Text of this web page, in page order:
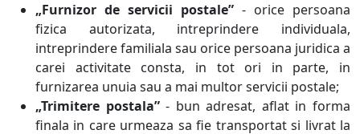
„Furnizor de servicii postale” - orice persoana
fizica autorizata, intreprindere individuala,
intreprindere familiala sau orice persoana juridica a
carei activitate consta, in tot ori in parte, in
furnizarea unuia sau a mai multor servicii postale;
„Trimitere postala”- bun adresat, aflat in forma
finala in care urmeaza sa fie transportat si livrat la